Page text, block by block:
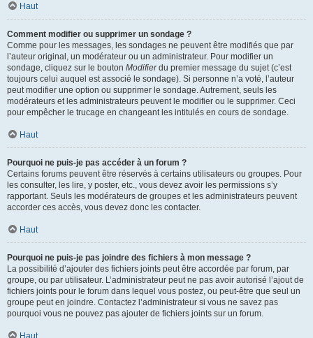
Haut
Comment modifier ou supprimer un sondage ?
Comme pour les messages, les sondages ne peuvent être modifiés que par
l’auteur original, un modérateur ou un administrateur. Pour modifier un
sondage, cliquez sur le bouton Modifierdu premier message du sujet (c’est
toujours celui auquel est associé le sondage). Si personne n’a voté, l’auteur
peut modifier une option ou supprimer le sondage. Autrement, seuls les
modérateurs et les administrateurs peuvent le modifier ou le supprimer. Ceci
pour empêcher le trucage en changeant les intitulés en cours de sondage.
Haut
Pourquoi ne puis-je pas accéder à un forum ?
Certains forums peuvent être réservés à certains utilisateurs ou groupes. Pour
les consulter, les lire, y poster, etc., vous devez avoir les permissions s’y
rapportant. Seuls les modérateurs de groupes et les administrateurs peuvent
accorder ces accès, vous devez donc les contacter.
Haut
Pourquoi ne puis-je pas joindre des fichiers à mon message ?
La possibilité d’ajouter des fichiers joints peut être accordée par forum, par
groupe, ou par utilisateur. L’administrateur peut ne pas avoir autorisé l’ajout de
fichiers joints pour le forum dans lequel vous postez, ou peut-être que seul un
groupe peut en joindre. Contactez l’administrateur si vous ne savez pas
pourquoi vous ne pouvez pas ajouter de fichiers joints sur un forum.
Haut